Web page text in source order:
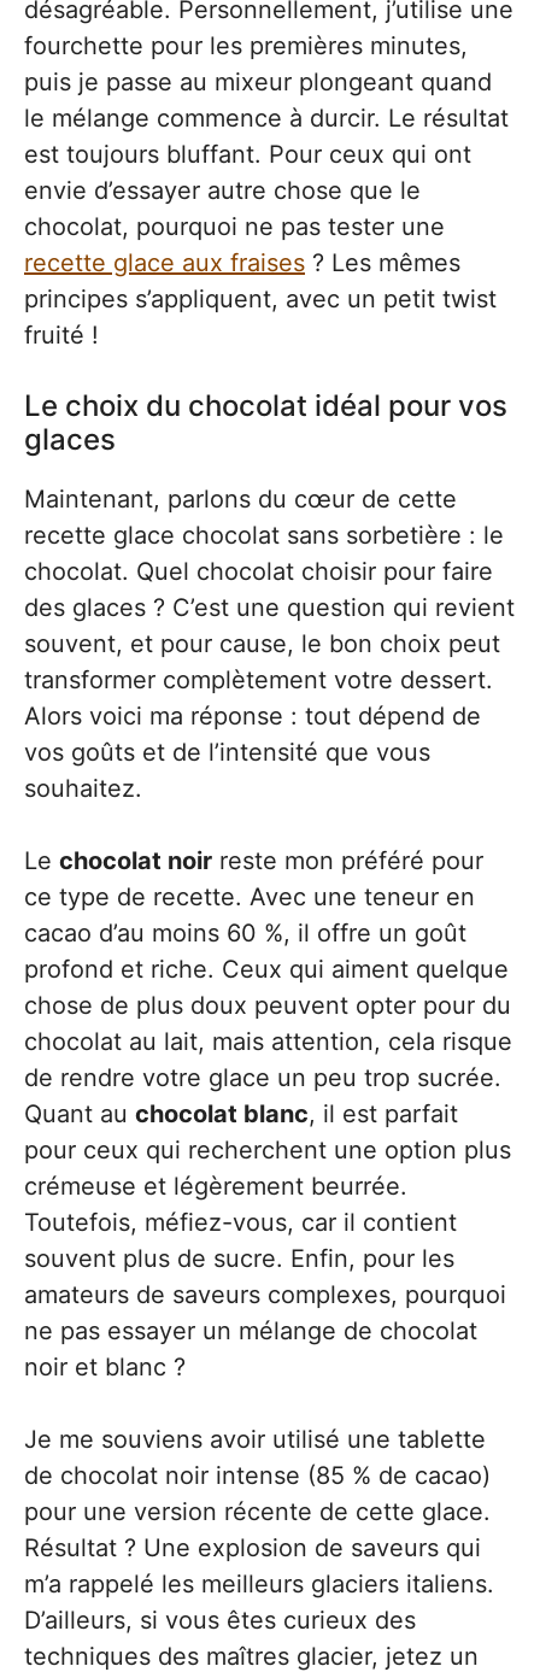
désagréable. Personnellement, j’utilise une
fourchette pour les premières minutes,
puis je passe au mixeur plongeant quand
le mélange commence à durcir. Le résultat
est toujours bluffant. Pour ceux qui ont
envie d’essayer autre chose que le
chocolat, pourquoi ne pas tester une
recette glace aux fraises ? Les mêmes
principes s’appliquent, avec un petit twist
fruité !
Le choix du chocolat idéal pour vos
glaces
Maintenant, parlons du cœur de cette
recette glace chocolat sans sorbetière : le
chocolat. Quel chocolat choisir pour faire
des glaces ? C’est une question qui revient
souvent, et pour cause, le bon choix peut
transformer complètement votre dessert.
Alors voici ma réponse : tout dépend de
vos goûts et de l’intensité que vous
souhaitez.
Le chocolat noir reste mon préféré pour
ce type de recette. Avec une teneur en
cacao d’au moins 60 %, il offre un goût
profond et riche. Ceux qui aiment quelque
chose de plus doux peuvent opter pour du
chocolat au lait, mais attention, cela risque
de rendre votre glace un peu trop sucrée.
Quant au chocolat blanc, il est parfait
pour ceux qui recherchent une option plus
crémeuse et légèrement beurrée.
Toutefois, méfiez-vous, car il contient
souvent plus de sucre. Enfin, pour les
amateurs de saveurs complexes, pourquoi
ne pas essayer un mélange de chocolat
noir et blanc ?
Je me souviens avoir utilisé une tablette
de chocolat noir intense (85 % de cacao)
pour une version récente de cette glace.
Résultat ? Une explosion de saveurs qui
m’a rappelé les meilleurs glaciers italiens.
D’ailleurs, si vous êtes curieux des
techniques des maîtres glacier, jetez un